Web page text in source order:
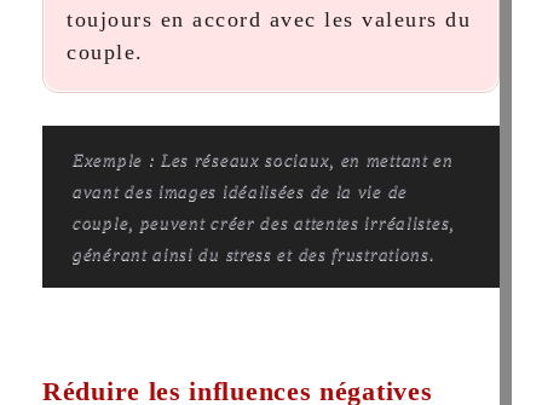
toujours en accord avec les valeurs du
couple.
Exemple : Les réseaux sociaux, en mettant en
avant des images idéalisées de la vie de
couple, peuvent créer des attentes irréalistes,
générant ainsi du stress et des frustrations.
Réduire les influences négatives